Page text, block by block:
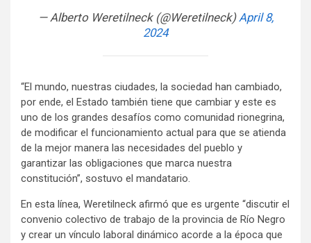
— Alberto Weretilneck (@Weretilneck)April 8,
2024
“El mundo, nuestras ciudades, la sociedad han cambiado,
por ende, el Estado también tiene que cambiar y este es
uno de los grandes desafíos como comunidad rionegrina,
de modificar el funcionamiento actual para que se atienda
de la mejor manera las necesidades del pueblo y
garantizar las obligaciones que marca nuestra
constitución”, sostuvo el mandatario.
En esta línea, Weretilneck afirmó que es urgente “discutir el
convenio colectivo de trabajo de la provincia de Río Negro
y crear un vínculo laboral dinámico acorde a la época que